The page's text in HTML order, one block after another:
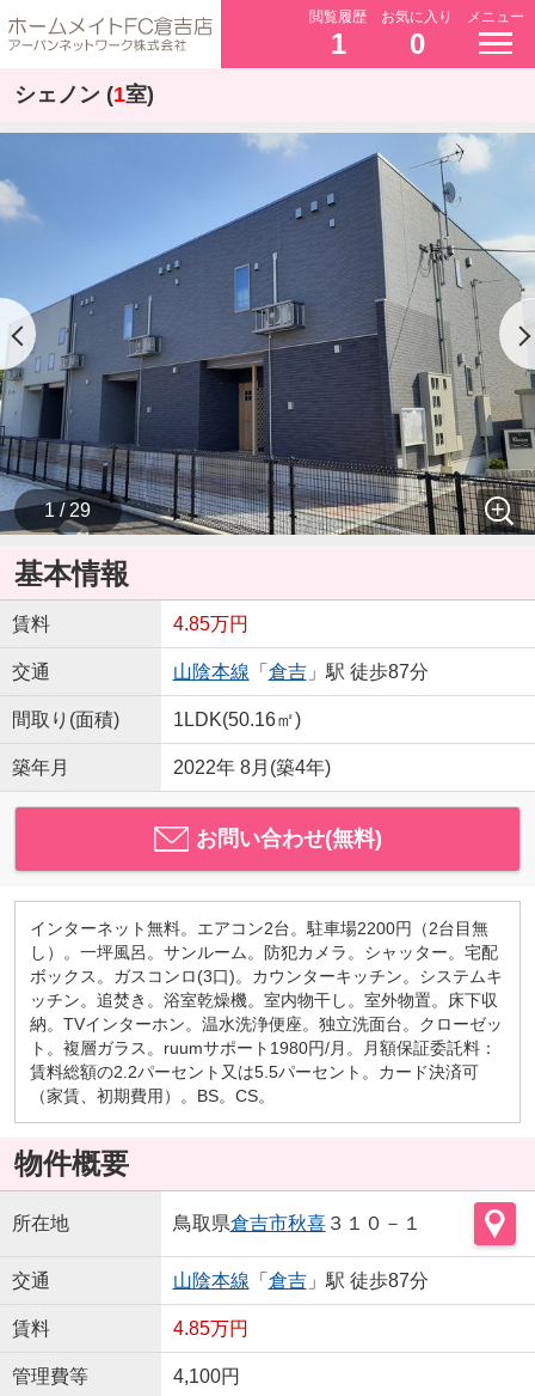
閲覧履歴
1
お気に入り
0
メニュー
シェノン (1室)
1 / 29
基本情報
賃料 4.85万円
交通 山陰本線 「 倉吉」駅 徒歩87分
間取り(面積) 1LDK(50.16㎡)
築年月 2022年 8月(築4年)
お問い合わせ(無料)
インターネット無料。エアコン2台。駐車場2200円（2台目無
し）。一坪風呂。サンルーム。防犯カメラ。シャッター。宅配
ボックス。ガスコンロ(3口)。カウンターキッチン。システムキ
ッチン。追焚き。浴室乾燥機。室内物干し。室外物置。床下収
納。TVインターホン。温水洗浄便座。独立洗面台。クローゼッ
ト。複層ガラス。ruumサポート1980円/月。月額保証委託料：
賃料総額の2.2パーセント又は5.5パーセント。カード決済可
（家賃、初期費用）。BS。CS。
物件概要
所在地 鳥取県倉吉市秋喜３１０－１
交通 山陰本線 「 倉吉」駅 徒歩87分
賃料 4.85万円
管理費等 4,100円